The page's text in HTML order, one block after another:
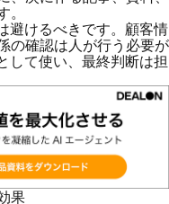
避けるべきです。顧客情
の確認は人が行う必要が
して使い、最終判断は担
果